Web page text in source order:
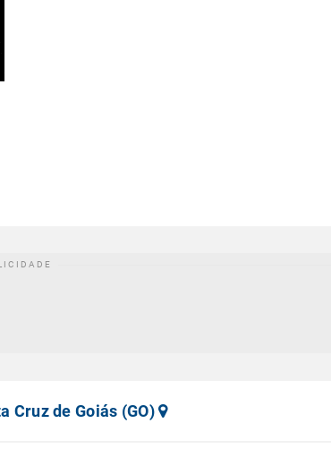
Cruz de Goiás (GO)